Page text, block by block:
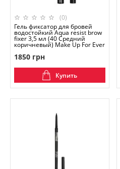
(0)
Гель фиксатор для бровей
водостойкий Aqua resist brow
fixer 3,5 мл (40 Средний
коричневый) Make Up For Ever
1850 грн
Купить